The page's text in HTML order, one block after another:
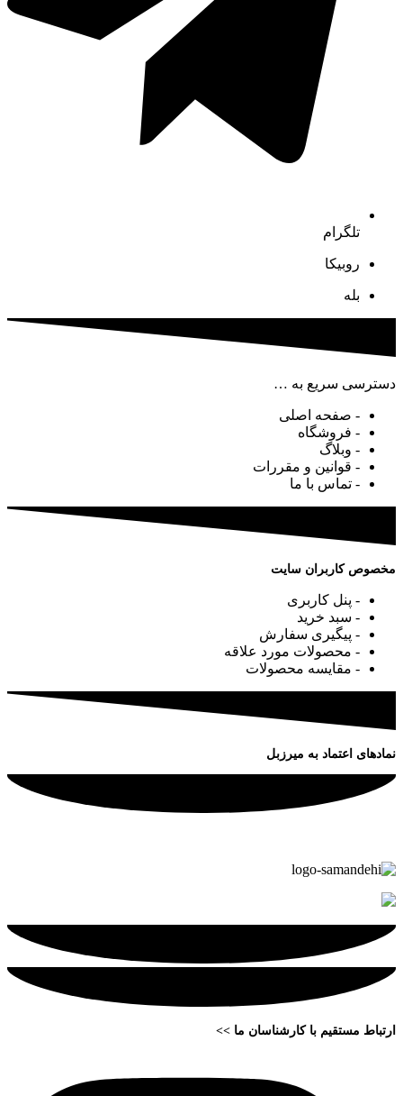
تلگرام
روبیکا
بله
دسترسی سریع به …
- صفحه اصلی
- فروشگاه
- وبلاگ
- قوانین و مقررات
- تماس با ما
مخصوص کاربران سایت
- پنل کاربری
- سبد خرید
- پیگیری سفارش
- محصولات مورد علاقه
- مقایسه محصولات
نمادهای اعتماد به میرزبل
ارتباط مستقیم با کارشناسان ما >>